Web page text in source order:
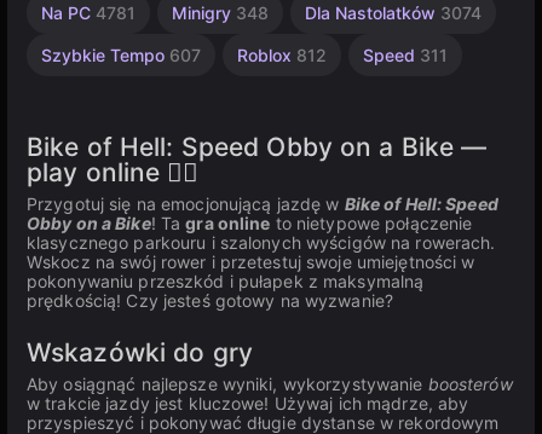
Na PC 4781 Minigry 348 Dla Nastolatków 3074
Szybkie Tempo 607 Roblox 812 Speed 311
Wyścigi
Racing
Zręcznościowe
Komputerowe
Jednoosobowe
Wyścigi
58
Strategiczne
Rosyjskie
Dla
1480
Multiplayer
Unity
3174
67
71
Bike of Hell: Speed Obby on a Bike —
play online 🚴‍♂️
Przygotuj się na emocjonującą jazdę w Bike of Hell: Speed
Obby on a Bike! Tagra online to nietypowe połączenie
klasycznego parkouru i szalonych wyścigów na rowerach.
Wskocz na swój rower i przetestuj swoje umiejętności w
pokonywaniu przeszkód i pułapek z maksymalną
prędkością! Czy jesteś gotowy na wyzwanie?
Wskazówki do gry
Aby osiągnąć najlepsze wyniki, wykorzystywanie boosterów
w trakcie jazdy jest kluczowe! Używaj ich mądrze, aby
przyspieszyć i pokonywać długie dystanse w rekordowym